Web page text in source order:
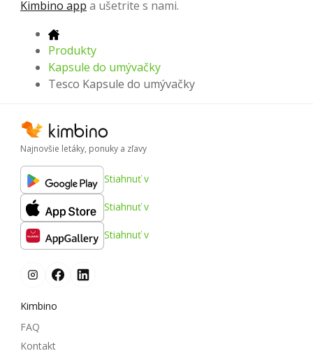
Kimbino app a ušetrite s nami.
Produkty
Kapsule do umývačky
Tesco Kapsule do umývačky
Najnovšie letáky, ponuky a zľavy
Stiahnuť v
Stiahnuť v
Stiahnuť v
Kimbino
FAQ
Kontakt